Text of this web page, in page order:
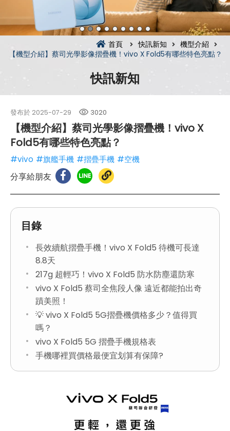
首頁 快訊新知
機型介紹
【機型介紹】蔡司光學影像摺疊機！vivo X Fold5有哪些特色亮點？
快訊新知
發布於 2025-07-29 3020
【機型介紹】蔡司光學影像摺疊機！vivo X
Fold5有哪些特色亮點？
#vivo #旗艦手機 #摺疊手機 #空機
分享給朋友
目錄
長效續航摺疊手機！vivo X Fold5 待機可長達
8.8天
217g 超輕巧！vivo X Fold5 防水防塵還防寒
vivo X Fold5 蔡司全焦段人像 遠近都能拍出奇
蹟美照！
💡 vivo X Fold5 5G摺疊機價格多少？值得買
嗎？
vivo X Fold5 5G 摺疊手機規格表
手機哪裡買價格最便宜划算有保障?